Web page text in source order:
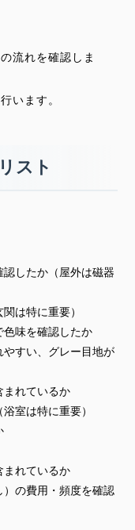
流れを確認しま
います。
スト
したか（屋外は磁器
は特に重要）
味を確認したか
やすい、グレー目地が
まれているか
室は特に重要）
まれているか
の費用・頻度を確認